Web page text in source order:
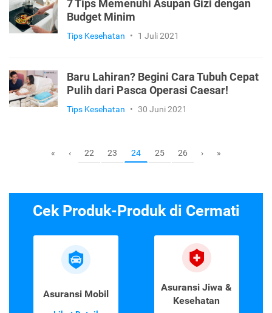
7 Tips Memenuhi Asupan Gizi dengan
Budget Minim
Tips Kesehatan • 1 Juli 2021
Baru Lahiran? Begini Cara Tubuh Cepat
Pulih dari Pasca Operasi Caesar!
Tips Kesehatan • 30 Juni 2021
« ‹ 22 23 24 25 26 › »
Cek Produk-Produk di Cermati
Asuransi Mobil
Asuransi Jiwa &
Kesehatan